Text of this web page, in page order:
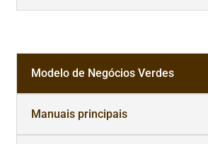
Modelo de Negócios Verdes
Manuais principais